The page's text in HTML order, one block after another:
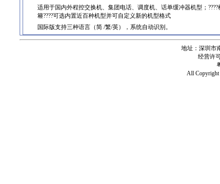
适用于国内外程控交换机、集团电话、调度机、话单缓冲器机型；????
篐????可选内置近百种机型并可自定义新的机型格式
国际版支持三种语言（简 /繁/英），系统自动识别。
地址：深圳市
经营许
All